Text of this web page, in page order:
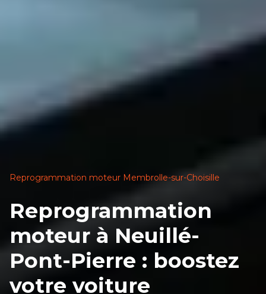
Reprogrammation moteur Membrolle-sur-Choisille
Reprogrammation
moteur à Neuillé-
Pont-Pierre : boostez
votre voiture